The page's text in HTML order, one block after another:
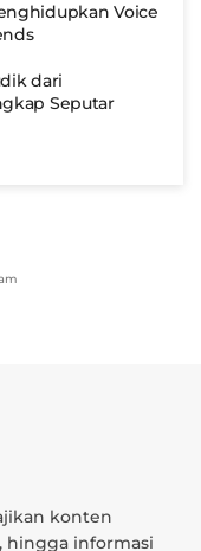
Voice
dari
Seputar
konten
hingga informasi